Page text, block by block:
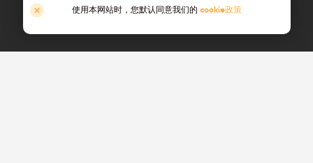
使用本网站时，您默认同意我们的 cookie政策